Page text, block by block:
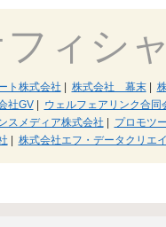
ィシ
ト株式会社 株式会社 幕末|
社GV|
ウェルフェアリンク合同
スメディア株式会社
プロモツ
株式会社エフ・データクリエ